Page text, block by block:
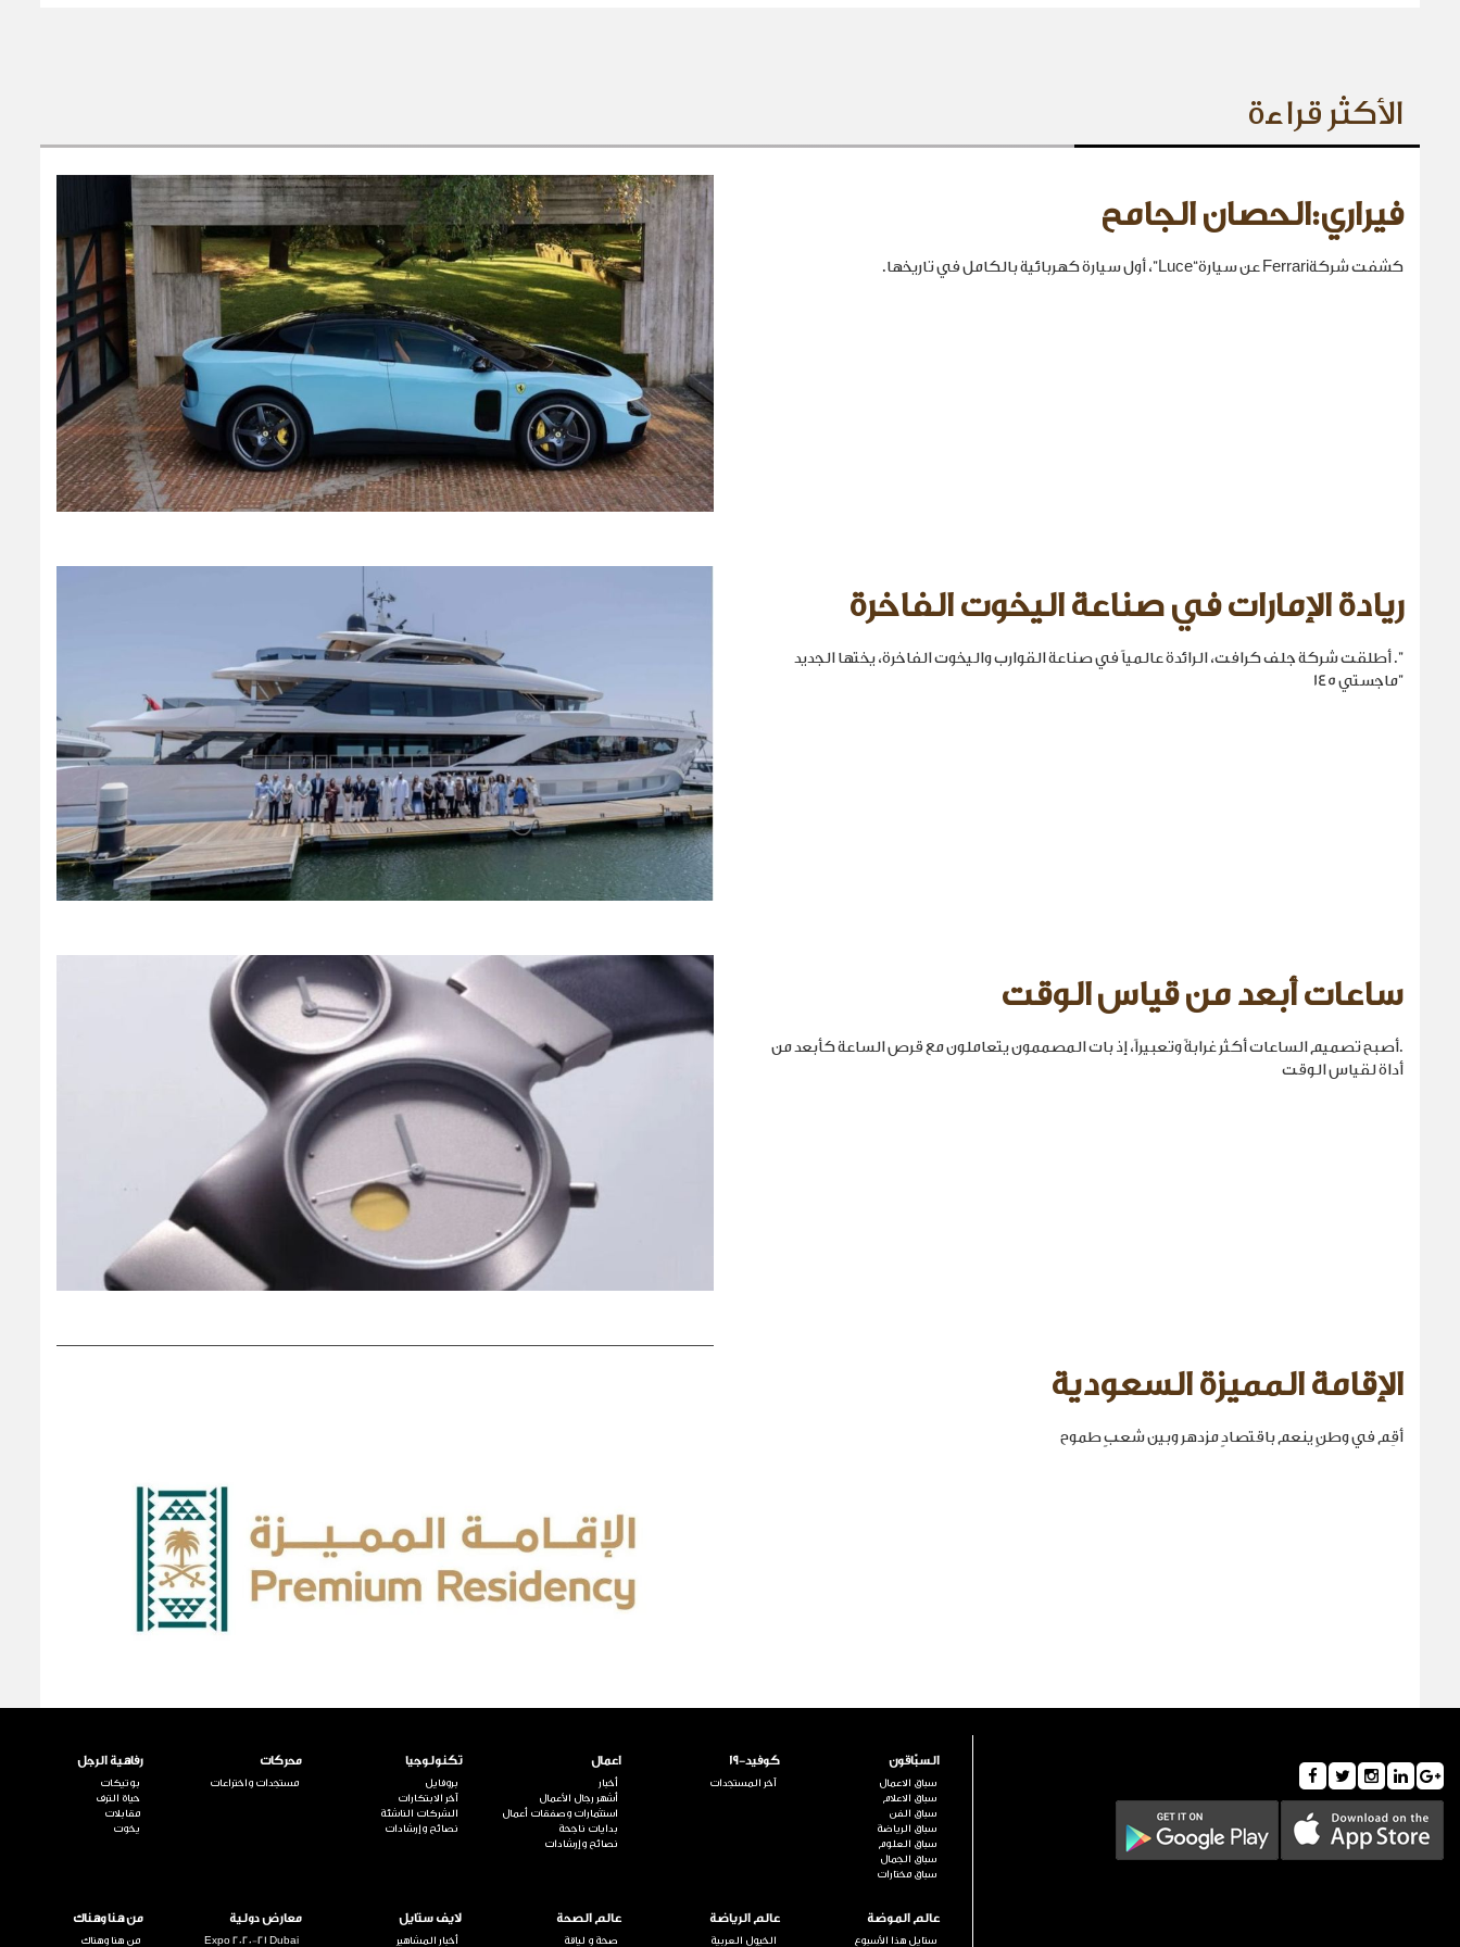
الأكثر قراءة
فيراري:الحصان الجامح
كشفت شركةFerrari عن سيارة“Luce”، أول سيارة كهربائية بالكامل في تاريخها.
ريادة الإمارات في صناعة اليخوت الفاخرة
". أطلقت شركة جلف كرافت، الرائدة عالمياً في صناعة القوارب واليخوت الفاخرة، يختها الجديد
"ماجستي 145
ساعات أبعد من قياس الوقت
.أصبح تصميم الساعات أكثر غرابةً وتعبيراً، إذ بات المصممون يتعاملون مع قرص الساعة كأبعد من
أداة لقياس الوقت
الإقامة المميزة السعودية
أقِم في وطنٍ ينعم باقتصادٍ مزدهر وبين شعبٍ طموح
السبّاقون
سباق الاعمال
سباق الاعلام
سباق الفن
سباق الرياضة
سباق العلوم
سباق الجمال
سباق مختارات
كوفيد-19
آخر المستجدات
اعمال
أخبار
أشهر رجال الأعمال
استثمارات وصفقات أعمال
بدايات ناجحة
نصائح وإرشادات
تكنولوجيا
بروفايل
آخر الابتكارات
الشركات الناشئة
نصائح وإرشادات
محركات
مستجدات واختراعات
رفاهية الرجل
بوتيكات
حياة الترف
مقابلات
يخوت
عالم الموضة
ستايل هذا الأسبوع
عالم الرياضة
الخيول العربية
عالم الصحة
صحة و لياقة
لايف ستايل
أخبار المشاهير
معارض دولية
Expo 2020-21 Dubai
من هنا وهناك
من هنا وهناك